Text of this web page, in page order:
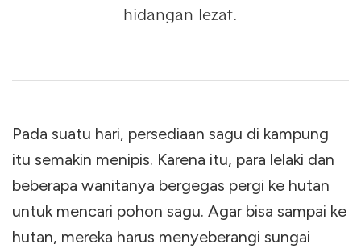
hidangan lezat.
Pada suatu hari, persediaan sagu di kampung
itu semakin menipis. Karena itu, para lelaki dan
beberapa wanitanya bergegas pergi ke hutan
untuk mencari pohon sagu. Agar bisa sampai ke
hutan, mereka harus menyeberangi sungai